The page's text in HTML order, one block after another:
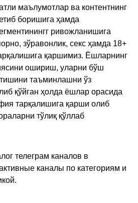
маълумотлар ва контентнинг
боришига ҳамда
ривожланишига
зўравонлик, секс ҳамда 18+
қаршимиз. Ёшларнинг
ошириш, уларни бўш
таъминлашни ўз
қўйган ҳолда ёшлар орасида
тарқалишига қарши олиб
тўлиқ қўллаб
телеграм каналов в
каналы по категориям и